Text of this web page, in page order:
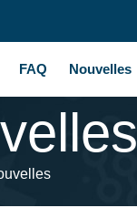
FAQ Nouvelles